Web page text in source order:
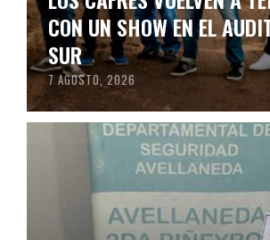
CON UN SHOW EN EL
SUR
7 AGOSTO, 2026